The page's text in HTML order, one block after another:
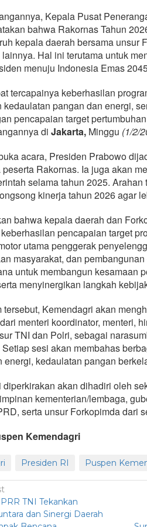
Kepala Pusat
bahwa Rakornas Tahun
kepala daerah bersama unsur
Hal ini terutama untuk
menuju Indonesia Emas
tercapainya keberhasilan
kedaulatan pangan dan energi,
pencapaian target
di Jakarta, Minggu (1/2/
acara, Presiden Prabowo
Rakornas. Ia juga akan
selama tahun 2025.
kinerja tahun 2026 agar
bahwa kepala daerah dan
pencapaian target
utama penggerak
masyarakat, dan
untuk membangun kesamaan
menyinergikan langkah
tersebut, Kemendagri akan
menteri koordinator, menteri,
TNI dan Polri, sebagai
sesi akan membahas
energi, kedaulatan pangan
akan dihadiri oleh
kementerian/lembaga,
serta unsur Forkopimda dari
Kemendagri
Presiden RI Puspen
TNI Tekankan
dan Sinergi Daerah